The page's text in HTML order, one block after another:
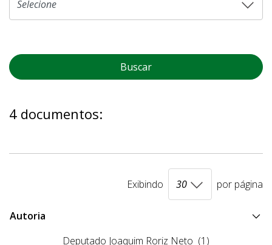
Buscar
4 documentos:
Exibindo por página
Autoria
Deputado Joaquim Roriz Neto (1)